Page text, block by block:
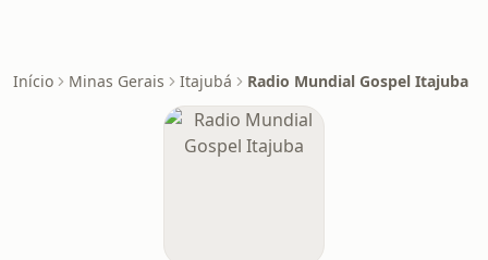
Início Minas Gerais Itajubá Radio Mundial Gospel Itajuba